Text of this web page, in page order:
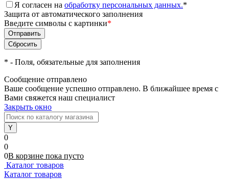
Я согласен на обработку персональных данных.*
Защита от автоматического заполнения
Введите символы с картинки*
* - Поля, обязательные для заполнения
Сообщение отправлено
Ваше сообщение успешно отправлено. В ближайшее время с
Вами свяжется наш специалист
Закрыть окно
0
0
0В корзине пока пусто
Каталог товаров
Каталог товаров